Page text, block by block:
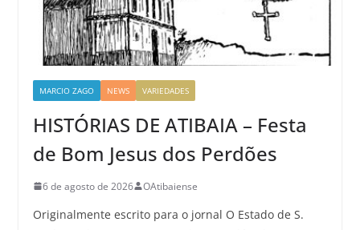
MARCIO ZAGO NEWS VARIEDADES
HISTÓRIAS DE ATIBAIA – Festa
de Bom Jesus dos Perdões
6 de agosto de 2026 OAtibaiense
Originalmente escrito para o jornal O Estado de S.